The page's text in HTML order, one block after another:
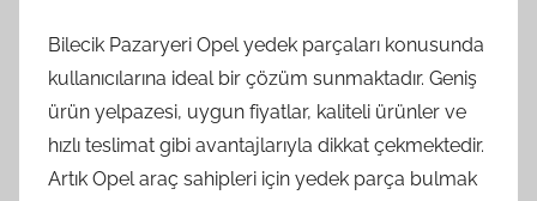
Bilecik Pazaryeri Opel yedek parçaları konusunda
kullanıcılarına ideal bir çözüm sunmaktadır. Geniş
ürün yelpazesi, uygun fiyatlar, kaliteli ürünler ve
hızlı teslimat gibi avantajlarıyla dikkat çekmektedir.
Artık Opel araç sahipleri için yedek parça bulmak